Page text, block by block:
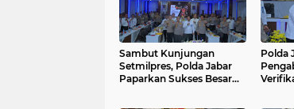
Sambut Kunjungan
Setmilpres, Polda Jabar
Paparkan Sukses Besar
Polda